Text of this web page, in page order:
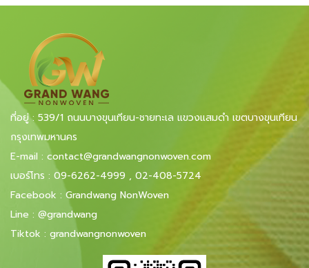
ที่อยู่ : 539/1 ถนนบางขุนเทียน-ชายทะเล แขวงแสมดำ เขตบางขุนเทียน
กรุงเทพมหานคร
E-mail : contact@grandwangnonwoven.com
เบอร์โทร : 09-6262-4999 , 02-408-5724
Facebook : Grandwang NonWoven
Line : @grandwang
Tiktok : grandwangnonwoven